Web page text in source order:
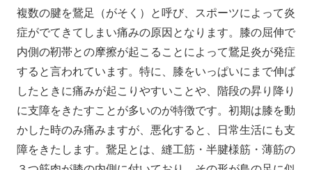
複数の腱を鵞足（がそく）と呼び、スポーツによって炎
症がでてきてしまい痛みの原因となります。膝の屈伸で
内側の靭帯との摩擦が起こることによって鵞足炎が発症
すると言われています。特に、膝をいっぱいにまで伸ば
したときに痛みが起こりやすいことや、階段の昇り降り
に支障をきたすことが多いのが特徴です。初期は膝を動
かした時のみ痛みますが、悪化すると、日常生活にも支
障をきたします。鵞足とは、縫工筋・半腱様筋・薄筋の